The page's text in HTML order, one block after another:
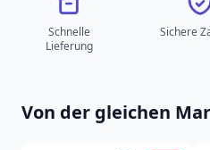
Schnelle
Lieferung
Sichere
Von der gleichen